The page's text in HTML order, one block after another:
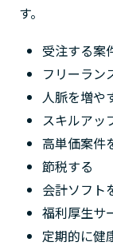
す。
受注する案
フリーラン
人脈を増や
スキルアッ
高単価案件
節税する
会計ソフト
福利厚生サ
定期的に健